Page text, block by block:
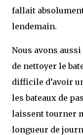
fallait
lendemain.
Nous avons
de nettoyer le
difficile d’avoir
les bateaux de
laissent tourner
longueur de